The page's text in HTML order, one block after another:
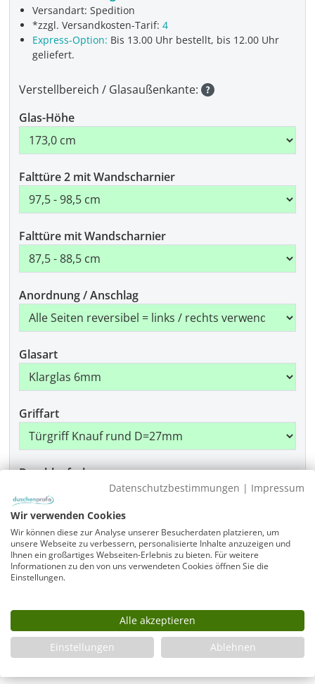
Versandart: Spedition
*zzgl. Versandkosten-Tarif:4
Express-Option: Bis 13.00 Uhr bestellt, bis 12.00 Uhr
geliefert.
Verstellbereich / Glasaußenkante:
Glas-Höhe
Falttüre 2 mit Wandscharnier
Falttüre mit Wandscharnier
Anordnung / Anschlag
Glasart
Griffart
Beschlagfarbe
Produkt Anzahl: Gib den gewünschten
In den Warenkorb
Artikelnummer
Datenschutzbestimmungen | Impressum
Wir verwenden Cookies
Wir können diese zur Analyse unserer Besucherdaten platzieren, um
unsere Webseite zu verbessern, personalisierte Inhalte anzuzeigen und
Ihnen ein großartiges Webseiten-Erlebnis zu bieten. Für weitere
Informationen zu den von uns verwendeten Cookies öffnen Sie die
Einstellungen.
Alle akzeptieren
Einstellungen
Ablehnen